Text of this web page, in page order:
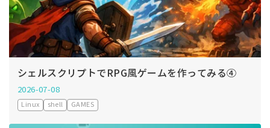
シェルスクリプトでRPG風ゲームを作ってみる④
2026-07-08
Linux shell GAMES